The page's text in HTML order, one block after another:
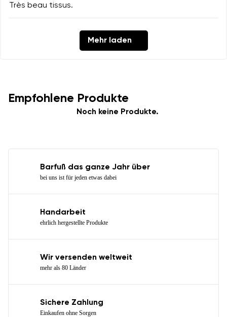
Très beau tissus.
Mehr laden
Empfohlene Produkte
Noch keine Produkte.
Barfuß das ganze Jahr über
bei uns ist für jeden etwas dabei
Handarbeit
ehrlich hergestellte Produkte
Wir versenden weltweit
mehr als 80 Länder
Sichere Zahlung
Einkaufen ohne Sorgen